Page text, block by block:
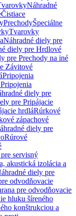
Náhradné
Čistiace
PrechodyŠpeciálne
Tvarovky
Náhradné diely pre
diely pre Hrdlové
pre Prechody na iné
Závitové
Pripojenia
diely pre
pre Pripájacie
hrdláRúrkové
zápachové
diely pre
Rúrové
servisný
akustická izolácia a
diely pre
odvodňovacie
pre odvodňovacie
hluku šíreného
konštrukciou a